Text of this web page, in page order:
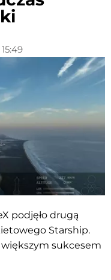
15:49
podjęło drugą
Starship.
większym sukcesem